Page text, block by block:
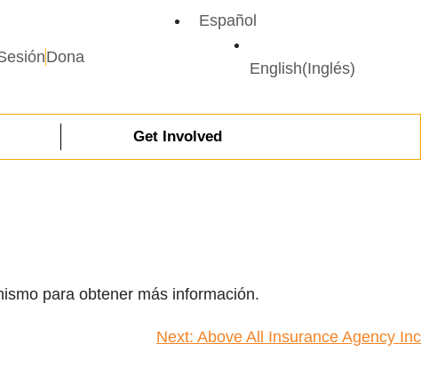
Dona
Español
English(Inglés)
Get Involved
para obtener más información.
Next: Above All Insurance Agency Inc